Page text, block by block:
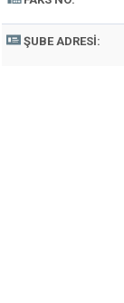
ŞUBE ADRESI: